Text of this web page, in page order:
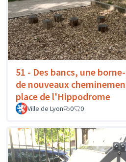
51 - Des bancs, une
de nouveaux
place de l'Hippodrome
Ville de Lyon 0 0